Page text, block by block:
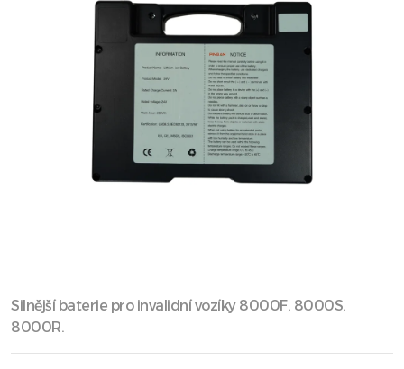
Silnější baterie pro invalidní vozíky 8000F, 8000S,
8000R.